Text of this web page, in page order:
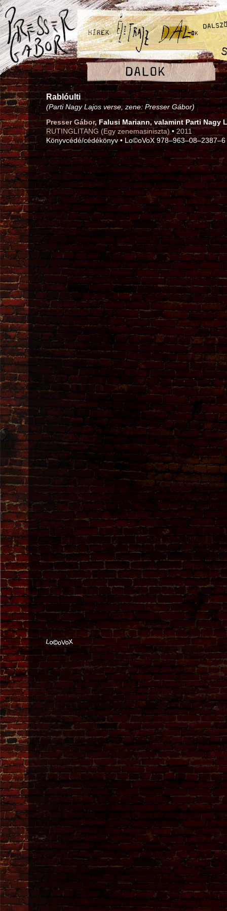
Rablóulti
(Parti Nagy Lajos verse, zene: Presser Gábor)
Presser Gábor, Falusi Mariann, valamint Parti Nagy
RUTINGLITANG (Egy zenemasiniszta)• 2011
Könyvcédé/cédékönyv • Lo©oVoX 978–963–08–2387–6